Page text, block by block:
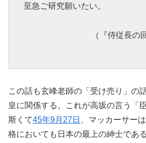
至急ご研究願いたい。
（『侍従長の
この話も玄峰老師の「受け売り」の
皇に関係する。これが高坂の言う「
斯くて45年9月27日
、マッカーサー
格においても日本の最上の紳士であ